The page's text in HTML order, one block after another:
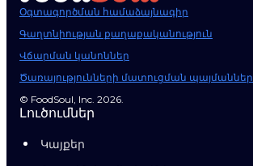
Օգտագործման համաձայնագիր
Գաղտնիության քաղաքականություն
Վճարման կանոններ
Ծառայությունների մատուցման պայմաններ
© FoodSoul, Inc. 2026.
Լուծումներ
Կայքեր